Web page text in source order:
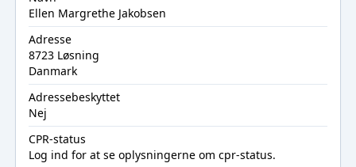
Ellen Margrethe Jakobsen
Adresse
8723 Løsning
Danmark
Adressebeskyttet
Nej
CPR-status
Log ind for at se oplysningerne om cpr-status.